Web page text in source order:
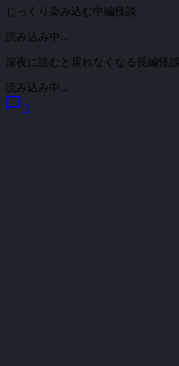
じっくり染み込む中編怪談
読み込み中...
深夜に読むと戻れなくなる長編怪談
読み込み中...
chat_bubble 5